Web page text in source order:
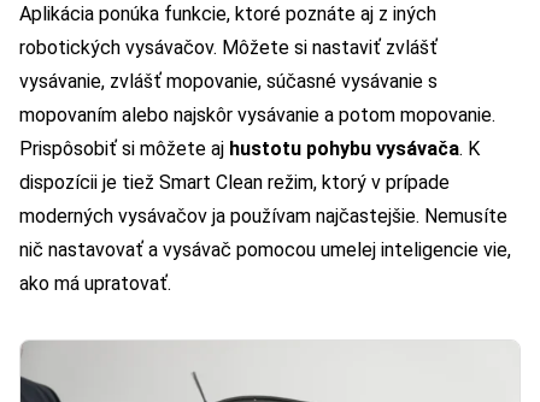
Aplikácia ponúka funkcie, ktoré poznáte aj z iných
robotických vysávačov. Môžete si nastaviť zvlášť
vysávanie, zvlášť mopovanie, súčasné vysávanie s
mopovaním alebo najskôr vysávanie a potom mopovanie.
Prispôsobiť si môžete aj hustotu pohybu vysávača. K
dispozícii je tiež Smart Clean režim, ktorý v prípade
moderných vysávačov ja používam najčastejšie. Nemusíte
nič nastavovať a vysávač pomocou umelej inteligencie vie,
ako má upratovať.